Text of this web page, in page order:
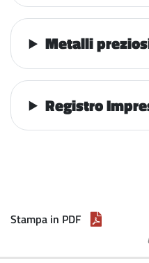
Metalli
Registro
Stampa in PDF